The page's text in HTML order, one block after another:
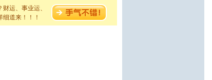
扭头离去那一刻，你在我身后无助地哭
明白我多么爱你。我转身抱住你：这猪不
你新年快乐。
运、事业运、
道来！！！